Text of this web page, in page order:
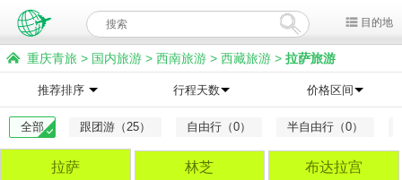
目的地
重庆青旅 > 国内旅游 > 西南旅游 > 西藏旅游 > 拉萨旅游
推荐排序 行程天数 价格区间
全部 跟团游（25） 自由行（0） 半自由行（0）
拉萨 林芝 布达拉宫